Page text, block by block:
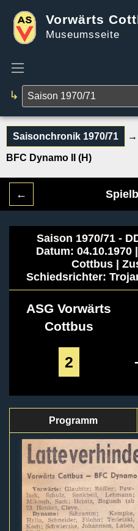
Vorwärts
Museumsseite
↳
Saisonchronik 1970/71 →
BFC Dynamo II (H)
←
Saison 1970/71 -
Datum: 04.10.1970
Cottbus |
Schiedsrichter:
ASG Vorwärts
Cottbus
2 -
Programm